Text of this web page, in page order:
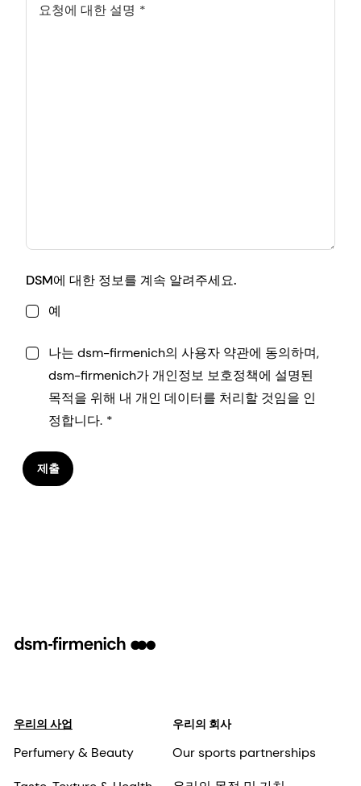
요청에 대한 설명
DSM에 대한 정보를 계속 알려주세요.
예
나는 dsm-firmenich의 사용자 약관에 동의하며,
dsm-firmenich가 개인정보 보호정책에 설명된
목적을 위해 내 개인 데이터를 처리할 것임을 인
정합니다.
제출
우리의 사업
Perfumery & Beauty
우리의 회사
Our sports partnerships